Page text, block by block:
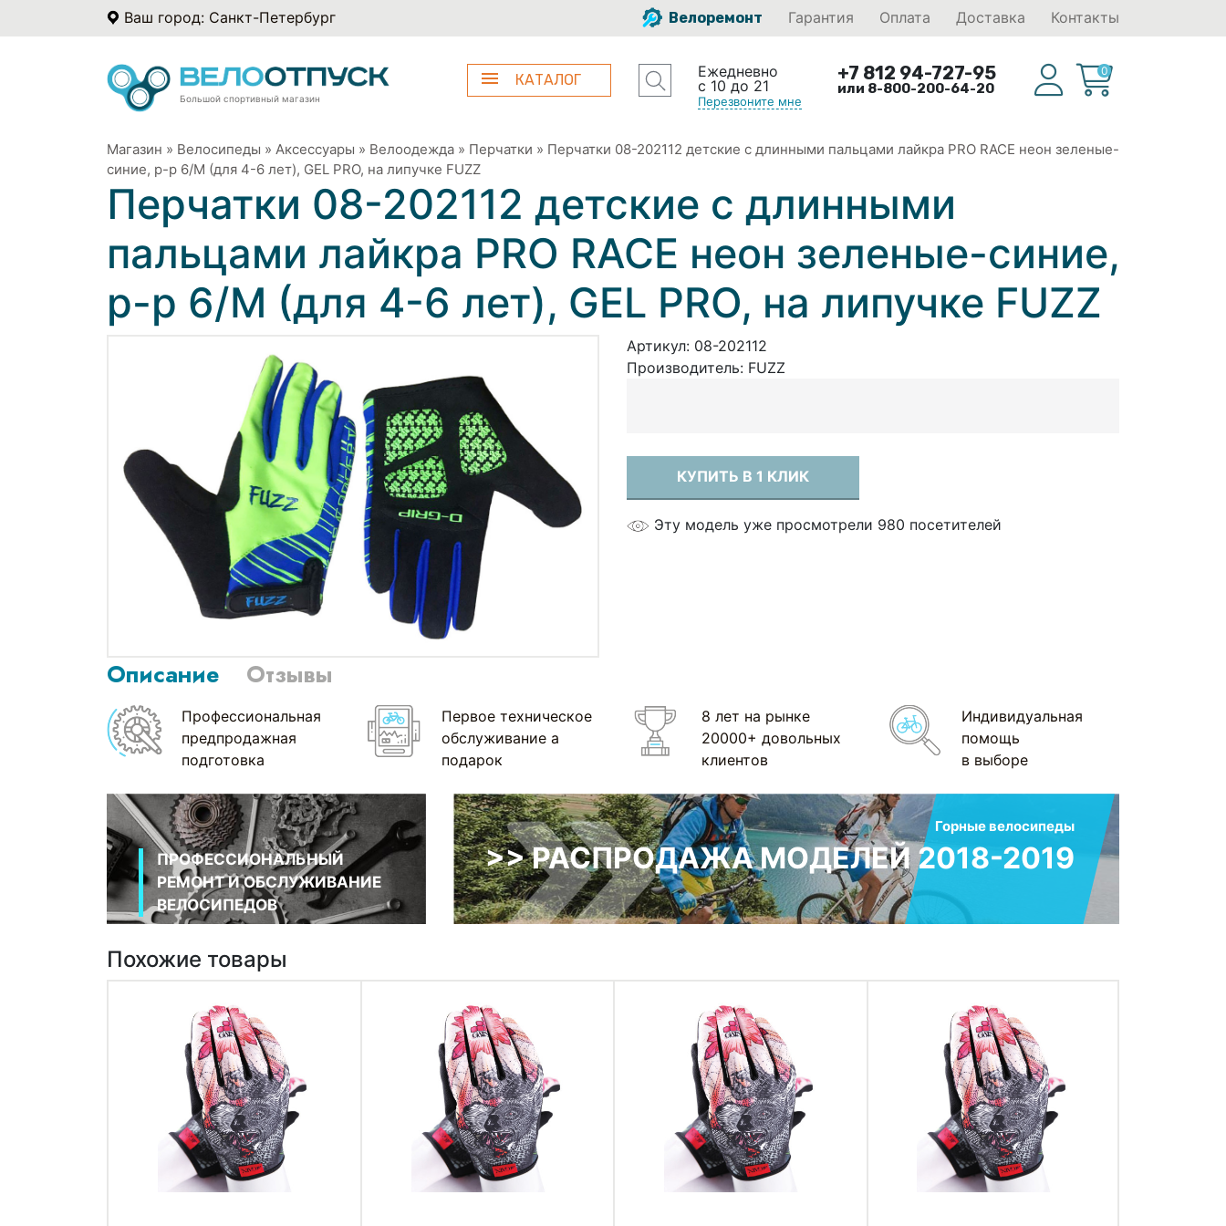
Ваш город: Санкт-Петербург Велоремонт Гарантия Оплата Доставка Контакты
Большой спортивный магазин
КАТАЛОГ
Ежедневно
с 10 до 21
Перезвоните мне
+7 812 94-727-95
или 8-800-200-64-20
0
Магазин » Велосипеды » Аксессуары » Велоодежда » Перчатки » Перчатки 08-202112 детские с длинными пальцами лайкра PRO RACE неон зеленые-
синие, р-р 6/M (для 4-6 лет), GEL PRO, на липучке FUZZ
Перчатки 08-202112 детские с длинными
пальцами лайкра PRO RACE неон зеленые-синие,
р-р 6/M (для 4-6 лет), GEL PRO, на липучке FUZZ
Артикул: 08-202112
Производитель: FUZZ
КУПИТЬ В 1 КЛИК
Эту модель уже просмотрели 980 посетителей
Описание Отзывы
Профессиональная
предпродажная
подготовка
Первое техническое
обслуживание а
подарок
8 лет на рынке
20000+ довольных
клиентов
Индивидуальная
помощь
в выборе
ПРОФЕССИОНАЛЬНЫЙ
РЕМОНТ И ОБСЛУЖИВАНИЕ
ВЕЛОСИПЕДОВ
Горные велосипеды
>> РАСПРОДАЖА МОДЕЛЕЙ 2018-2019
Похожие товары